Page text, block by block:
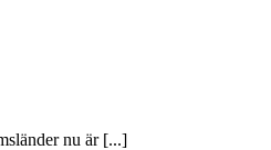
nu är [...]